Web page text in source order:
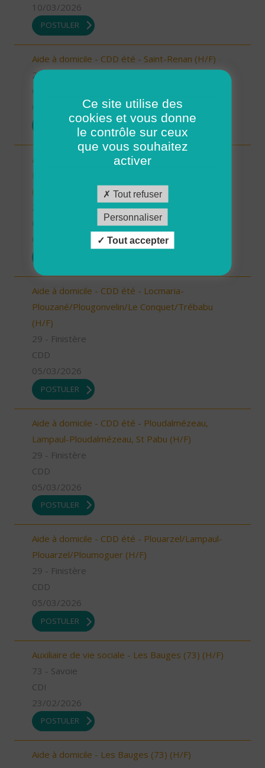
10/03/2026
POSTULER
Aide à domicile - CDD été - Saint-Renan (H/F)
29 - Finistère
POSTULER
Aide à domicile - CDD été -
Plourin/Brélès/Lanildut/Porspoder/Landunvez
(H/F)
Aide à domicile - CDD été - Locmaria-
Plouzané/Plougonvelin/Le Conquet/Trébabu
(H/F)
29 - Finistère
CDD
05/03/2026
POSTULER
Aide à domicile - CDD été - Ploudalmézeau,
Lampaul-Ploudalmézeau, St Pabu (H/F)
29 - Finistère
CDD
05/03/2026
POSTULER
Aide à domicile - CDD été - Plouarzel/Lampaul-
Plouarzel/Ploumoguer (H/F)
29 - Finistère
CDD
05/03/2026
POSTULER
Auxiliaire de vie sociale - Les Bauges (73) (H/F)
73 - Savoie
CDI
23/02/2026
POSTULER
Aide à domicile - Les Bauges (73) (H/F)
Ce site utilise des
cookies et vous donne
le contrôle sur ceux
que vous souhaitez
activer
Tout refuser
Personnaliser
Tout accepter